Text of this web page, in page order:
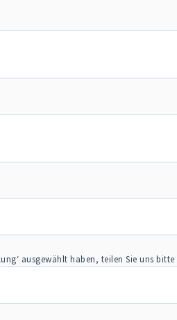
ausgewählt haben, teilen Sie uns